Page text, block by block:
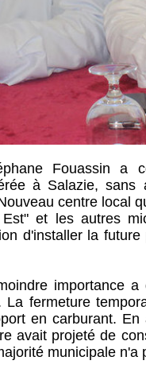
Fouassin
à Salazie,
centre local
et les autres
d'installer la
importance
fermeture
en carburant.
avait projeté de
municipale n'a